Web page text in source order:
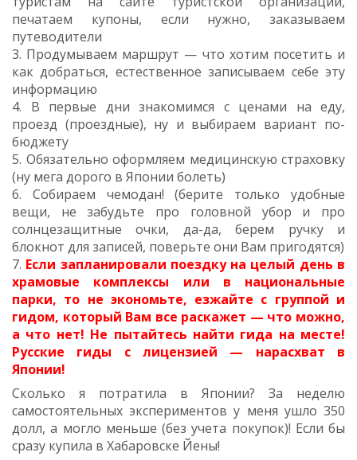
печатаем купоны, если нужно, заказываем
путеводители
3. Продумываем маршрут — что хотим посетить и
как добраться, естественное записываем себе эту
информацию
4. В первые дни знакомимся с ценами на еду,
проезд (проездные), ну и выбираем вариант по-
бюджету
5. Обязательно оформляем медицинскую страховку
(ну мега дорого в Японии болеть)
6. Собираем чемодан! (берите только удобные
вещи, не забудьте про головной убор и про
солнцезащитные очки, да-да, берем ручку и
блокнот для записей, поверьте они Вам пригодятся)
7. Если запланировали поездку на целый день в
храмовые комплексы или в национальные
парки, то не экономьте, езжайте с группой и
гидом, который Вам все раскажет — что можно,
а что нет! Не пытайтесь найти гида на месте!
Русские гиды с лицензией — нарасхват в
Японии!
Сколько я потратила в Японии? За неделю
самостоятельных экспериментов у меня ушло 350
долл, а могло меньше (без учета покупок)! Если бы
сразу купила в Хабаровске Йены!